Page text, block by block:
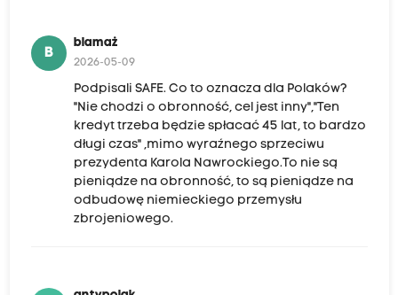
B
blamaż
2026-05-09
Podpisali SAFE. Co to oznacza dla Polaków?
"Nie chodzi o obronność, cel jest inny","Ten
kredyt trzeba będzie spłacać 45 lat, to bardzo
długi czas" ,mimo wyraźnego sprzeciwu
prezydenta Karola Nawrockiego.To nie są
pieniądze na obronność, to są pieniądze na
odbudowę niemieckiego przemysłu
zbrojeniowego.